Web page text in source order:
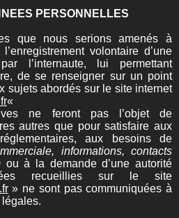
PERSONNELLES
que nous serions amenés à
volontaire d’une
l’internaute, lui permettant
de se renseigner sur un point
sujets abordés sur le site internet
«
ne feront pas l’objet de
autres que pour satisfaire aux
aux besoins de
informations, contacts
ou à la demande d’une autorité
recueillies sur le site
» ne sont pas communiquées à